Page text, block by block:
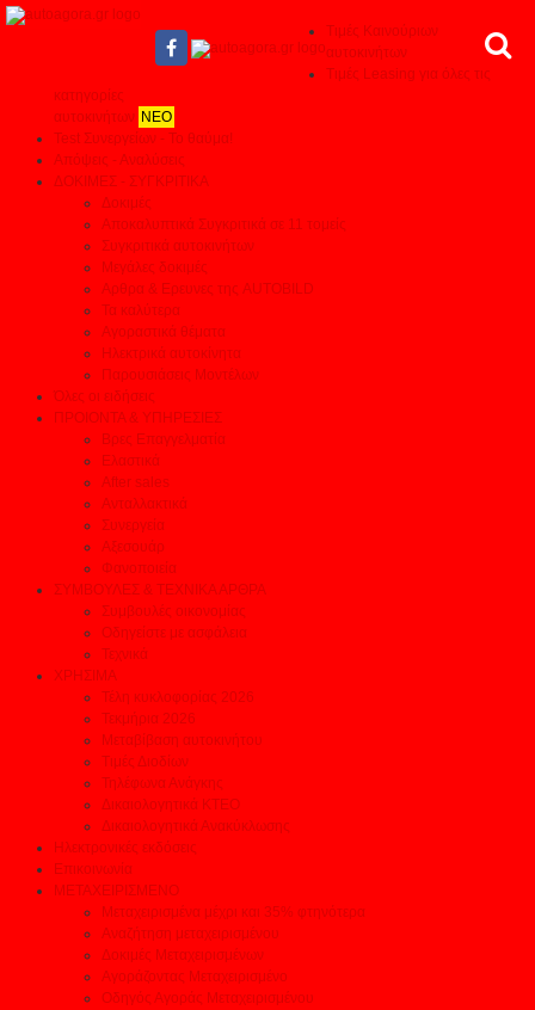
Τιμές Καινούριων
αυτοκινήτων
Τιμές Leasing για όλες τις
κατηγορίες
αυτοκινήτων ΝΕΟ
Test Συνεργείων - Το θαύμα!
Απόψεις - Αναλύσεις
ΔΟΚΙΜΕΣ - ΣΥΓΚΡΙΤΙΚΑ
Δοκιμές
Αποκαλυπτικά Συγκριτικά σε 11 τομείς
Συγκριτικά αυτοκινήτων
Μεγάλες δοκιμές
Αρθρα & Ερευνες της AUTOBILD
Τα καλύτερα
Αγοραστικά θέματα
Ηλεκτρικά αυτοκίνητα
Παρουσιάσεις Μοντέλων
Όλες οι ειδήσεις
ΠΡΟΙΟΝΤΑ & ΥΠΗΡΕΣΙΕΣ
Βρες Επαγγελματία
Ελαστικά
After sales
Ανταλλακτικά
Συνεργεία
Αξεσουάρ
Φανοποιεία
ΣΥΜΒΟΥΛΕΣ & ΤΕΧΝΙΚΑ ΑΡΘΡΑ
Συμβουλές οικονομίας
Οδηγείστε με ασφάλεια
Τεχνικά
ΧΡΗΣΙΜΑ
Τέλη κυκλοφορίας 2026
Τεκμήρια 2026
Μεταβίβαση αυτοκινήτου
Τιμές Διοδίων
Τηλέφωνα Ανάγκης
Δικαιολογητικά ΚΤΕΟ
Δικαιολογητικά Ανακύκλωσης
Ηλεκτρονικές εκδόσεις
Επικοινωνία
ΜΕΤΑΧΕΙΡΙΣΜΕΝΟ
Μεταχειρισμένα μέχρι και 35% φτηνότερα
Αναζήτηση μεταχειρισμένου
Δοκιμές Μεταχειρισμένων
Αγοράζοντας Μεταχειρισμένο
Οδηγός Αγοράς Μεταχειρισμένου